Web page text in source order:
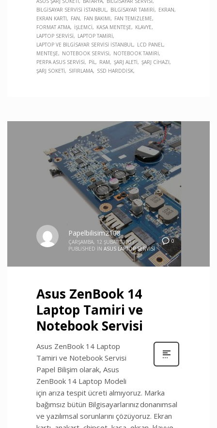
BILGISAYAR SERVISI İSTANBUL
BILGISAYAR TAMIRI
EKRAN
EKRAN KARTI
FAN FAN BAKIMI
FAN TEMIZLEME
FORMAT ATMA
İŞLEMCI KASA MENTEŞE
KLAVYE
LAPTOP SERVISI
LAPTOP TAMIRI
LAPTOP VE BILGISAYAR SERVISI İSTANBUL
LCD PANEL
MENTEŞE
NOTEBOOK SERVISI
NOTEBOOK TAMIRI
PERPA ASUS SERVISI
PIL RAM ŞARJ ALETI
ŞARJ CIHAZI
ŞARJ SOKETI
SIFIRLAMA SSD HARDDISK
0
Papelbilisim2108
ÇARŞAMBA, 12 ŞUBAT 2020 /
PUBLISHED IN ASUS LAPTOP SERVISI
Asus ZenBook 14
Laptop Tamiri ve
Notebook Servisi
Asus ZenBook 14 Laptop
Tamiri ve Notebook Servisi
Papel Bilişim olarak, Asus
ZenBook 14 Laptop Modeli
için arıza tespit ücreti almıyoruz. Marka
bağımsız bütün Bilgisayarlarınız donanımsal
ve yazılımsal sorunlarını çözüyoruz. Ekran